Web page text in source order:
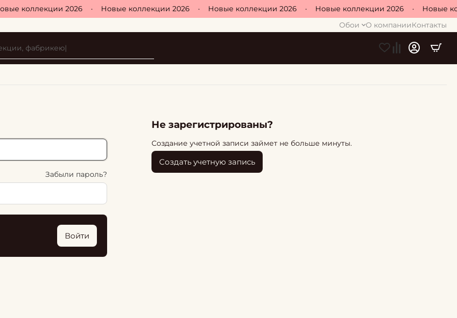
коллекции 2026 Новые коллекции 2026 Новые коллекции 2026 Новые коллекции 2026
Новые
Обои
О компанииКонтакты
Забыли пароль?
Войти
Не зарегистрированы?
Создание учетной записи займет не больше минуты.
Создать учетную запись